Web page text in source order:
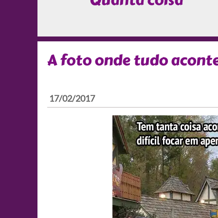
A foto onde tudo
17/02/2017